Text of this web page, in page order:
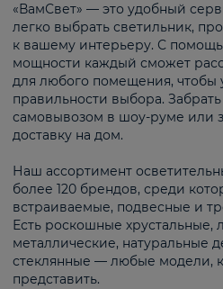
«ВамСвет» — это удобный
легко выбрать светильник,
к вашему интерьеру. С
мощности каждый сможет
для любого помещения, чтобы
правильности выбора.
самовывозом в шоу-руме или
доставку на дом.
Наш ассортимент
более 120 брендов, среди
встраиваемые, подвесные и
Есть роскошные хрустальные,
металлические, натуральные
стеклянные — любые модели,
представить.